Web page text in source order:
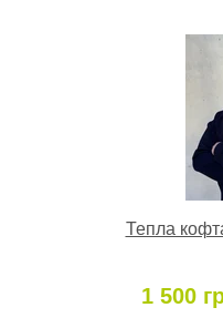
Тепла
1 500